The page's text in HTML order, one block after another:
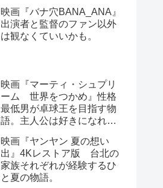
哲学と文化人類学。ほぼ会
話劇です。
映画『バナ穴BANA_ANA』
出演者と監督のファン以外
は観なくていいかも。
映画『マーティ・シュプリ
ーム 世界をつかめ』性格
最低男が卓球王を目指す物
語。主人公は好きになれな
映画『ヤンヤン 夏の想い
出』4Kレストア版 台北の
家族それぞれが経験するひ
と夏の物語。